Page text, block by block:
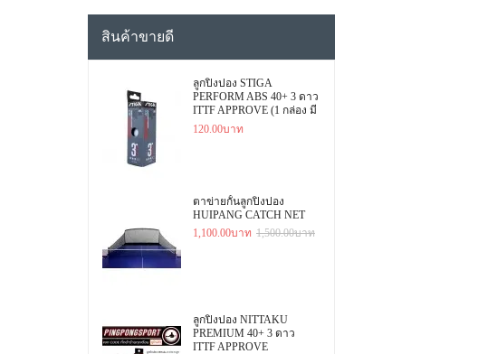
สินค้าขายดี
ลูกปิงปอง STIGA
PERFORM ABS 40+ 3 ดาว
ITTF APPROVE (1 กล่อง มี
3 ลูก)
120.00บาท
ตาข่ายกั้นลูกปิงปอง
HUIPANG CATCH NET
1,100.00บาท 1,500.00บาท
ลูกปิงปอง NITTAKU
PREMIUM 40+ 3 ดาว
ITTF APPROVE